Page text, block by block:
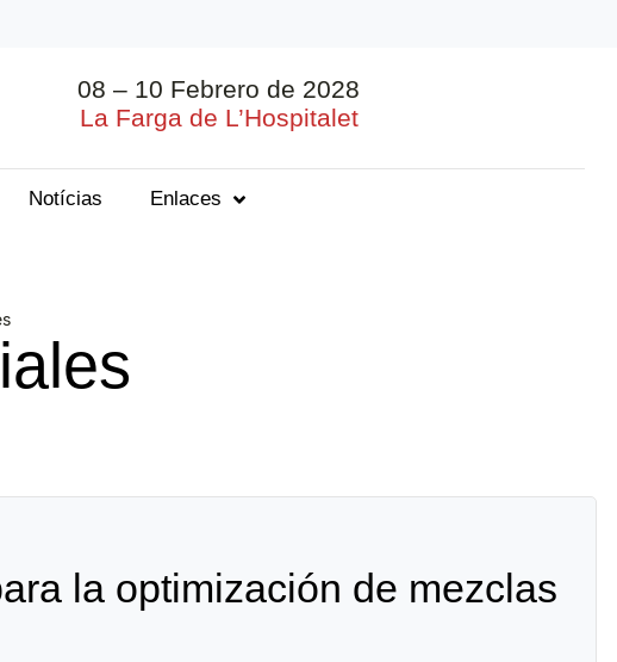
08 – 10 Febrero de 2028
La Farga de L’Hospitalet
Notícias Enlaces
la optimización de mezclas